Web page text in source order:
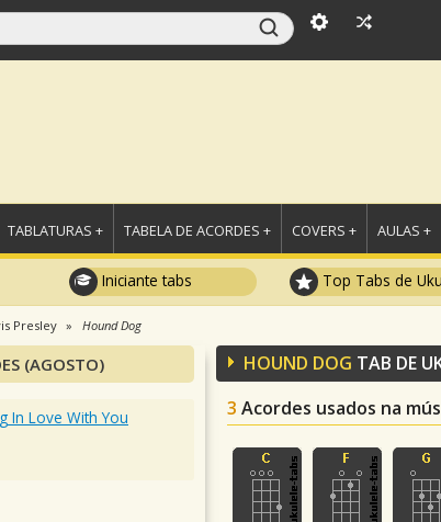
TABLATURAS + TABELA DE ACORDES + COVERS + AULAS +
Iniciante tabs Top Tabs de
Presley Hound Dog
HOUND DOG TAB DE
3 Acordes usados na
(AGOSTO)
In Love With You